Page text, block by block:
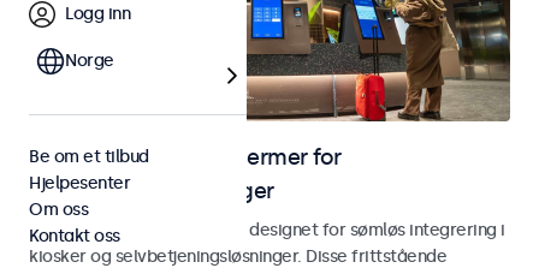
Skjermer og touchskjermer for
selvbetjeningsløsninger
Skjermer og touchskjermer designet for sømløs integrering i
kiosker og selvbetjeningsløsninger. Disse frittstående
Logg inn
Norge
Be om et tilbud
Hjelpesenter
Om oss
Kontakt oss